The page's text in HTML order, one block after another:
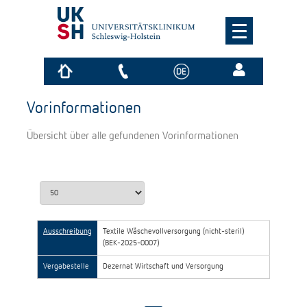
Vorinformationen
Übersicht über alle gefundenen Vorinformationen
Ausschreibung
Textile Wäschevollversorgung (nicht-steril)
(BEK-2025-0007)
Vergabestelle Dezernat Wirtschaft und Versorgung